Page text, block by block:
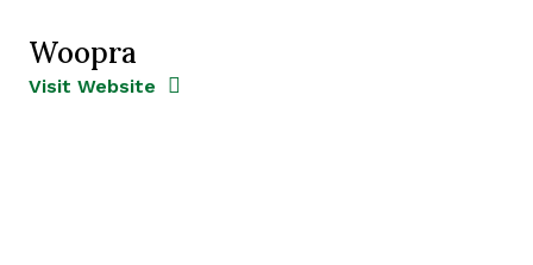
Woopra
Opens new window
Visit Website Opens New Window